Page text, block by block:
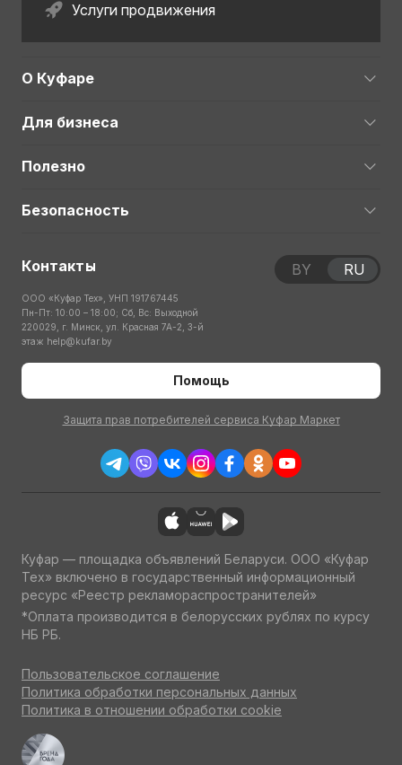
Услуги продвижения
О Куфаре
Для бизнеса
Полезно
Безопасность
Контакты
ООО «Куфар Тех», УНП 191767445
Пн-Пт: 10:00 – 18:00; Сб, Вс: Выходной
220029, г. Минск, ул. Красная 7А-2, 3-й
этаж help@kufar.by
Помощь
Защита прав потребителей сервиса Куфар Маркет
BY RU
Куфар — площадка объявлений Беларуси. ООО «Куфар
Тех» включено в государственный информационный
ресурс «Реестр рекламораспространителей»
*Оплата производится в белорусских рублях по курсу
НБ РБ.
Пользовательское соглашение
Политика обработки персональных данных
Политика в отношении обработки cookie